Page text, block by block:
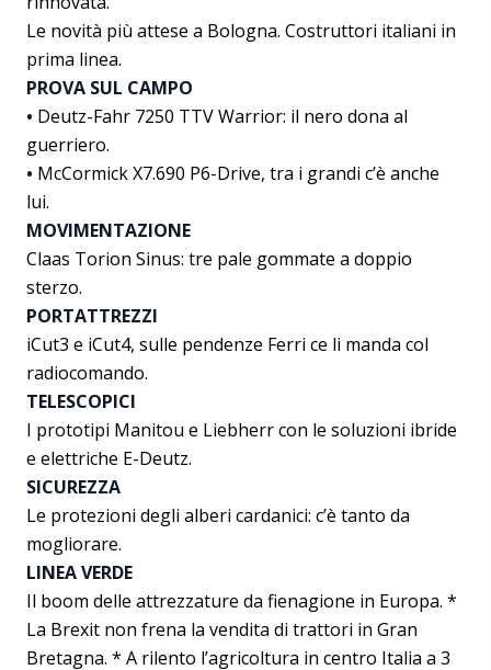
Le novità più attese a Bologna. Costruttori italiani in
prima linea.
PROVA SUL CAMPO
• Deutz-Fahr 7250 TTV Warrior: il nero dona al
guerriero.
• McCormick X7.690 P6-Drive, tra i grandi c’è anche
lui.
MOVIMENTAZIONE
Claas Torion Sinus: tre pale gommate a doppio
sterzo.
PORTATTREZZI
iCut3 e iCut4, sulle pendenze Ferri ce li manda col
radiocomando.
TELESCOPICI
I prototipi Manitou e Liebherr con le soluzioni ibride
e elettriche E-Deutz.
SICUREZZA
Le protezioni degli alberi cardanici: c’è tanto da
mogliorare.
LINEA VERDE
Il boom delle attrezzature da fienagione in Europa. *
La Brexit non frena la vendita di trattori in Gran
Bretagna. * A rilento l’agricoltura in centro Italia a 3